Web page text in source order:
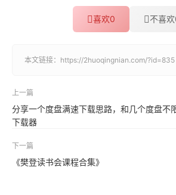
喜欢0 不喜欢
本文链接： https://2huoqingnian.com/?id=835
上一篇
分享一个度盘满速下载思路，和几个度盘不
下载器
下一篇
《樊登读书会课程合集》